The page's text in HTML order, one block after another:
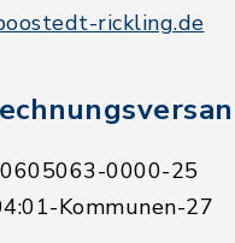
rickling.de
0000-25
Kommunen-27